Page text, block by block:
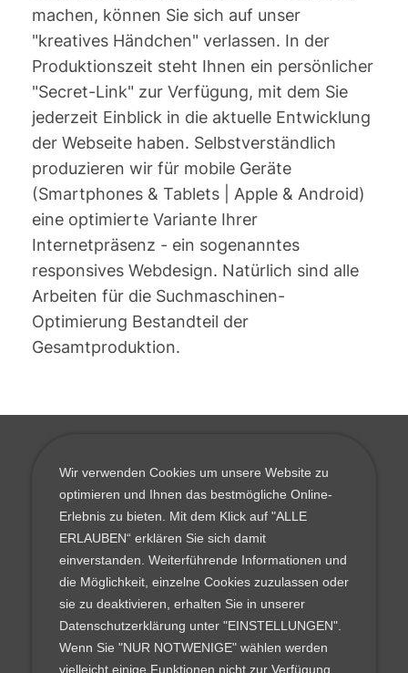
machen, können Sie sich auf unser
"kreatives Händchen" verlassen. In der
Produktionszeit steht Ihnen ein persönlicher
"Secret-Link" zur Verfügung, mit dem Sie
jederzeit Einblick in die aktuelle Entwicklung
der Webseite haben. Selbstverständlich
produzieren wir für mobile Geräte
(Smartphones & Tablets | Apple & Android)
eine optimierte Variante Ihrer
Internetpräsenz - ein sogenanntes
responsives Webdesign. Natürlich sind alle
Arbeiten für die Suchmaschinen-
Optimierung Bestandteil der
Gesamtproduktion.
novadesigns webdesign | media
Melanchthonstraße 28
42653 Solingen
Telefon: +49 (0) 212.380 89 655
E-Mail: info@novadesigns.de
Wir verwenden Cookies um unsere Website zu
optimieren und Ihnen das bestmögliche Online-
Erlebnis zu bieten. Mit dem Klick auf "ALLE
ERLAUBEN“ erklären Sie sich damit
einverstanden. Weiterführende Informationen und
die Möglichkeit, einzelne Cookies zuzulassen oder
sie zu deaktivieren, erhalten Sie in unserer
Datenschutzerklärung unter "EINSTELLUNGEN".
Wenn Sie "NUR NOTWENIGE" wählen werden
vielleicht einige Funktionen nicht zur Verfügung